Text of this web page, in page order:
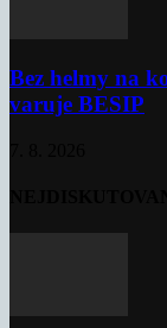
Bez helmy na
varuje BESIP